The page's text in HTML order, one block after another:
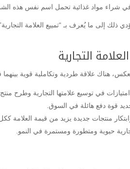
في شراء مواد غذائية تحمل اسم نفس هذه
التجارية
هناك علاقة طردية وتكاملية قوية بينهما
في توسيع علامتها التجارية وطرح
قوة دفع هائلة في السوق.
منتجات جديدة يزيد من قيمة العلامة
حيوية ومتطورة ومستمرة في النمو.